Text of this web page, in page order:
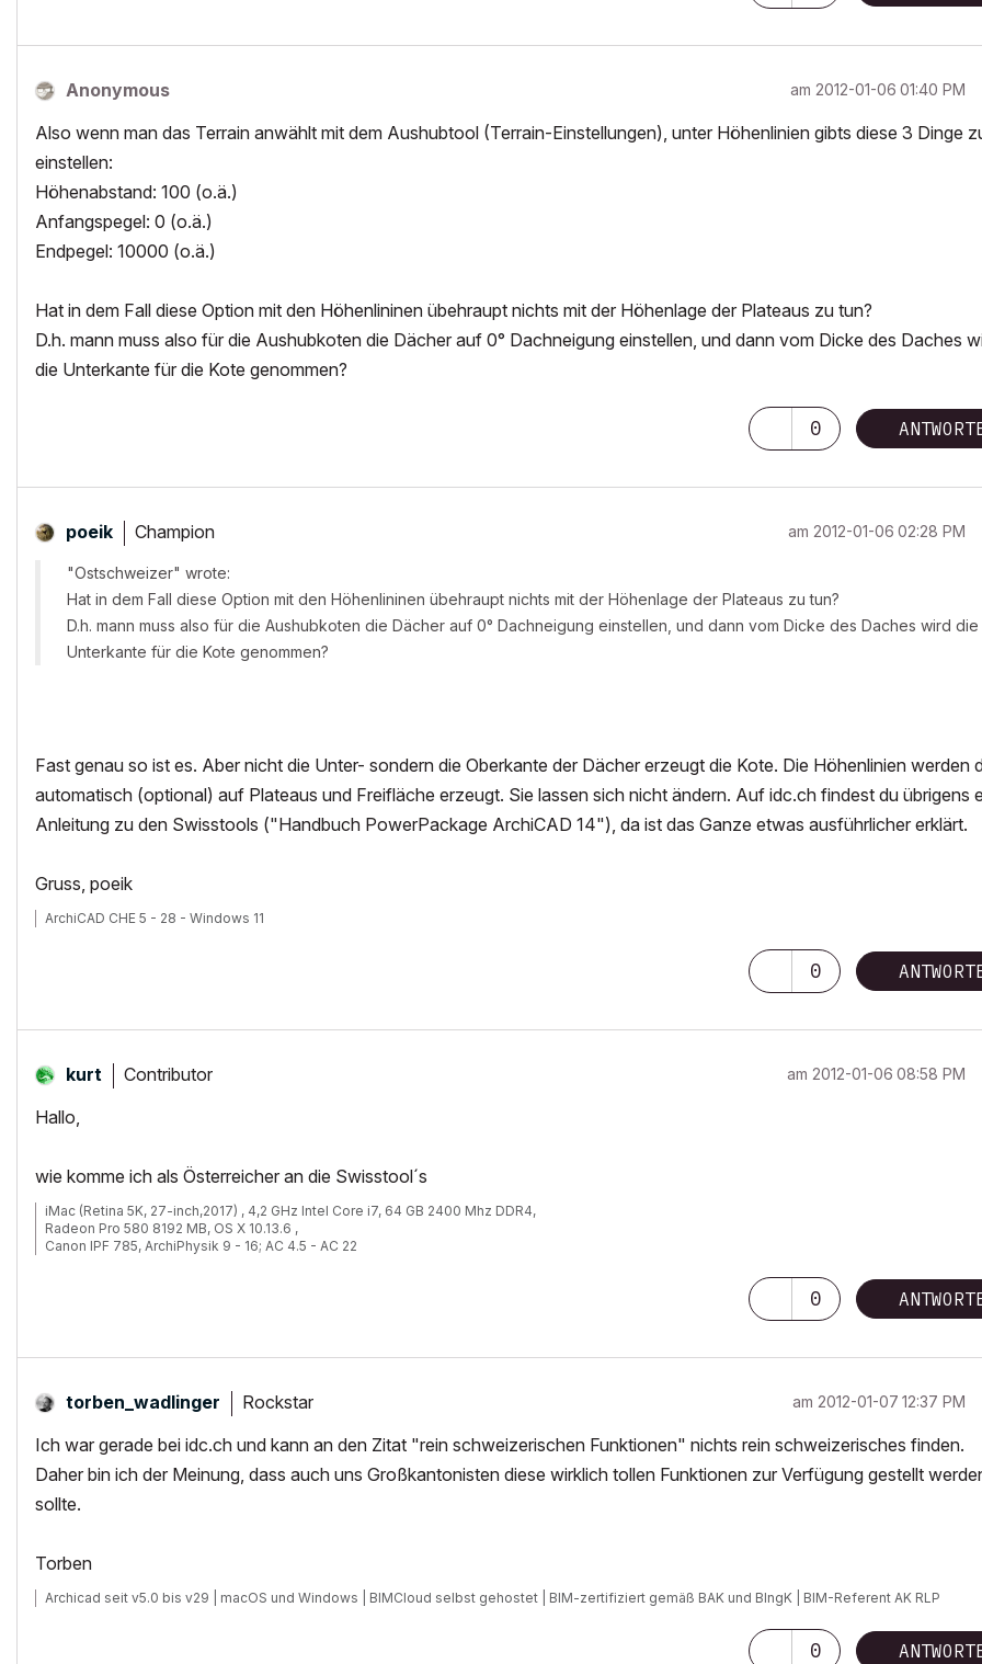
Anonymous am ‎2012-01-06 01:40 PM
Also wenn man das Terrain anwählt mit dem Aushubtool (Terrain-Einstellungen), unter Höhenlinien gibts diese 3 Dinge
einstellen:
Höhenabstand: 100 (o.ä.)
Anfangspegel: 0 (o.ä.)
Endpegel: 10000 (o.ä.)
Hat in dem Fall diese Option mit den Höhenlininen übehraupt nichts mit der Höhenlage der Plateaus zu tun?
D.h. mann muss also für die Aushubkoten die Dächer auf 0° Dachneigung einstellen, und dann vom Dicke des Daches
die Unterkante für die Kote genommen?
0
poeik Champion am ‎2012-01-06 02:28 PM
"Ostschweizer" wrote:
Hat in dem Fall diese Option mit den Höhenlininen übehraupt nichts mit der Höhenlage der Plateaus zu tun?
D.h. mann muss also für die Aushubkoten die Dächer auf 0° Dachneigung einstellen, und dann vom Dicke des Daches wird die
Unterkante für die Kote genommen?
Fast genau so ist es. Aber nicht die Unter- sondern die Oberkante der Dächer erzeugt die Kote. Die Höhenlinien werden
automatisch (optional) auf Plateaus und Freifläche erzeugt. Sie lassen sich nicht ändern. Auf idc.ch findest du übrigens
Anleitung zu den Swisstools ("Handbuch PowerPackage ArchiCAD 14"), da ist das Ganze etwas ausführlicher erklärt.
Gruss, poeik
ArchiCAD CHE 5 - 28 - Windows 11
0
kurt Contributor am ‎2012-01-06 08:58 PM
Hallo,
wie komme ich als Österreicher an die Swisstool´s
iMac (Retina 5K, 27-inch,2017) , 4,2 GHz Intel Core i7, 64 GB 2400 Mhz DDR4,
Radeon Pro 580 8192 MB, OS X 10.13.6 ,
Canon IPF 785, ArchiPhysik 9 - 16; AC 4.5 - AC 22
0
torben_wadlinger Rockstar am ‎2012-01-07 12:37 PM
Ich war gerade bei idc.ch und kann an den Zitat "rein schweizerischen Funktionen" nichts rein schweizerisches finden.
Daher bin ich der Meinung, dass auch uns Großkantonisten diese wirklich tollen Funktionen zur Verfügung gestellt
sollte.
Torben
Archicad seit v5.0 bis v29 | macOS und Windows | BIMCloud selbst gehostet | BIM-zertifiziert gemäß BAK und BIngK | BIM-Referent AK RLP
0